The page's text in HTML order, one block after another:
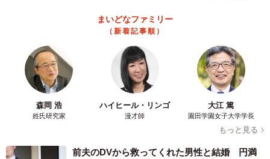
まいどなファミリー
（新着記事順）
森岡 浩
姓氏研究家
ハイヒール・リンゴ
漫才師
大江 篤
園田学園女子大学学長
もっと見る
前夫のDVから救ってくれた男性と結婚 円満